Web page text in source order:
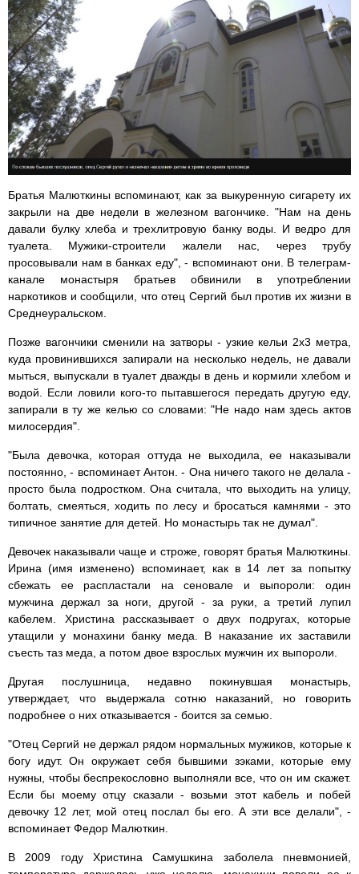
Братья Малюткины вспоминают, как за выкуренную сигарету их
закрыли на две недели в железном вагончике. "Нам на день
давали булку хлеба и трехлитровую банку воды. И ведро для
туалета. Мужики-строители жалели нас, через трубу
просовывали нам в банках еду", - вспоминают они. В телеграм-
канале монастыря братьев обвинили в употреблении
наркотиков и сообщили, что отец Сергий был против их жизни в
Среднеуральском.
Позже вагончики сменили на затворы - узкие кельи 2х3 метра,
куда провинившихся запирали на несколько недель, не давали
мыться, выпускали в туалет дважды в день и кормили хлебом и
водой. Если ловили кого-то пытавшегося передать другую еду,
запирали в ту же келью со словами: "Не надо нам здесь актов
милосердия".
"Была девочка, которая оттуда не выходила, ее наказывали
постоянно, - вспоминает Антон. - Она ничего такого не делала -
просто была подростком. Она считала, что выходить на улицу,
болтать, смеяться, ходить по лесу и бросаться камнями - это
типичное занятие для детей. Но монастырь так не думал".
Девочек наказывали чаще и строже, говорят братья Малюткины.
Ирина (имя изменено) вспоминает, как в 14 лет за попытку
сбежать ее распластали на сеновале и выпороли: один
мужчина держал за ноги, другой - за руки, а третий лупил
кабелем. Христина рассказывает о двух подругах, которые
утащили у монахини банку меда. В наказание их заставили
съесть таз меда, а потом двое взрослых мужчин их выпороли.
Другая послушница, недавно покинувшая монастырь,
утверждает, что выдержала сотню наказаний, но говорить
подробнее о них отказывается - боится за семью.
"Отец Сергий не держал рядом нормальных мужиков, которые к
богу идут. Он окружает себя бывшими зэками, которые ему
нужны, чтобы беспрекословно выполняли все, что он им скажет.
Если бы моему отцу сказали - возьми этот кабель и побей
девочку 12 лет, мой отец послал бы его. А эти все делали", -
вспоминает Федор Малюткин.
В 2009 году Христина Самушкина заболела пневмонией,